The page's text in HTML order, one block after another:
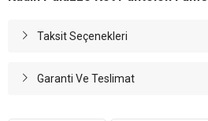
Taksit Seçenekleri
Garanti Ve Teslimat